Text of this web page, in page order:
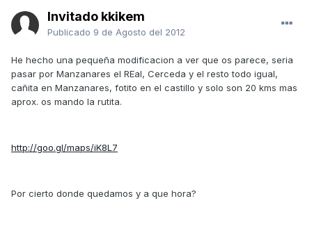
Invitado kkikem
Publicado 9 de Agosto del 2012
He hecho una pequeña modificacion a ver que os parece, seria
pasar por Manzanares el REal, Cerceda y el resto todo igual,
cañita en Manzanares, fotito en el castillo y solo son 20 kms mas
aprox. os mando la rutita.
http://goo.gl/maps/iK8L7
Por cierto donde quedamos y a que hora?